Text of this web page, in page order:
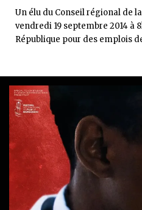
Un élu du Conseil régional de
vendredi 19 septembre 2014 à
République pour des emplois